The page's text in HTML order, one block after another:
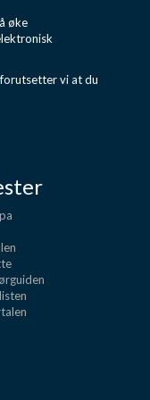
øke
vi at du